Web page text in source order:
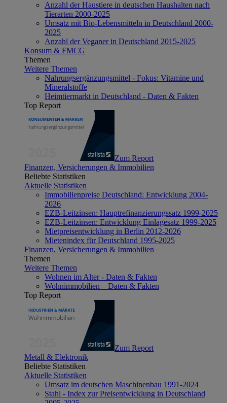
Anzahl der Haustiere in deutschen Haushalten nach
Tierarten 2000-2025
Umsatz mit Bio-Lebensmitteln in Deutschland 2000-
2025
Anzahl der Veganer in Deutschland 2015-2025
Konsum & FMCG
Themen
Weitere Themen
Nahrungsergänzungsmittel - Fokus: Vitamine und
Mineralstoffe
Heimtiermarkt in Deutschland - Daten & Fakten
Top Report
Zum Report
Finanzen, Versicherungen & Immobilien
Beliebte Statistiken
Aktuelle Statistiken
Immobilienpreise Deutschland: Entwicklung 2004-
2026
EZB-Leitzinsen: Hauptrefinanzierungssatz 1999-2025
EZB-Leitzinsen: Entwicklung Einlagesatz 1999-2025
Mietpreisentwicklung in Berlin 2012-2026
Mietenindex für Deutschland 1995-2025
Finanzen, Versicherungen & Immobilien
Themen
Weitere Themen
Wohnen im Alter - Daten & Fakten
Wohnimmobilien – Daten & Fakten
Top Report
Zum Report
Metall & Elektronik
Beliebte Statistiken
Aktuelle Statistiken
Umsatz im deutschen Maschinenbau 1991-2024
Stahl - Index zur Preisentwicklung in Deutschland